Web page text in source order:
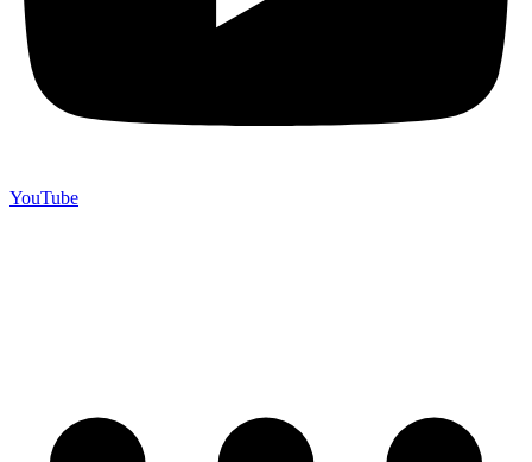
YouTube